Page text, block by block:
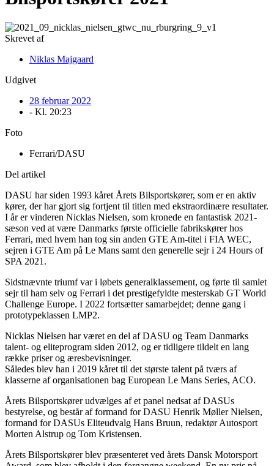
Skrevet af
Niklas Majgaard
Udgivet
28 februar 2022
- Kl. 20:23
Foto
Ferrari/DASU
Del artikel
DASU har siden 1993 kåret Årets Bilsportskører, som er en aktiv
kører, der har gjort sig fortjent til titlen med ekstraordinære resultater.
I år er vinderen Nicklas Nielsen, som kronede en fantastisk 2021-
sæson ved at være Danmarks første officielle fabrikskører hos
Ferrari, med hvem han tog sin anden GTE Am-titel i FIA WEC,
sejren i GTE Am på Le Mans samt den generelle sejr i 24 Hours of
SPA 2021.
Sidstnævnte triumf var i løbets generalklassement, og førte til samlet
sejr til ham selv og Ferrari i det prestigefyldte mesterskab GT World
Challenge Europe. I 2022 fortsætter samarbejdet; denne gang i
prototypeklassen LMP2.
Nicklas Nielsen har været en del af DASU og Team Danmarks
talent- og eliteprogram siden 2012, og er tidligere tildelt en lang
række priser og æresbevisninger.
Således blev han i 2019 kåret til det største talent på tværs af
klasserne af organisationen bag European Le Mans Series, ACO.
Årets Bilsportskører udvælges af et panel nedsat af DASUs
bestyrelse, og består af formand for DASU Henrik Møller Nielsen,
formand for DASUs Eliteudvalg Hans Bruun, redaktør Autosport
Morten Alstrup og Tom Kristensen.
Årets Bilsportskører blev præsenteret ved årets Dansk Motorsport